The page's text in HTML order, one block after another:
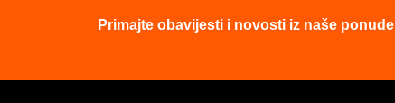
Primajte obavijesti i novosti iz naše ponude